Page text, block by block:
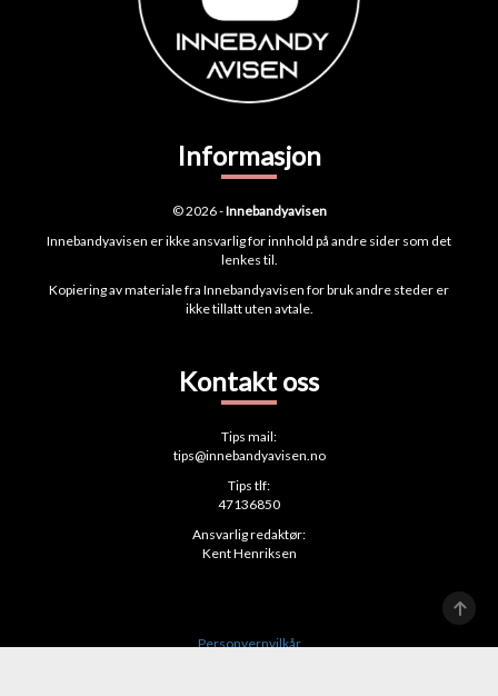
Informasjon
© 2026 -Innebandyavisen
Innebandyavisen er ikke ansvarlig for innhold på andre sider som det
lenkes til.
Kopiering av materiale fra Innebandyavisen for bruk andre steder er
ikke tillatt uten avtale.
Kontakt oss
Tips mail:
tips@innebandyavisen.no
Tips tlf:
47136850
Ansvarlig redaktør:
Kent Henriksen
Personvernvilkår